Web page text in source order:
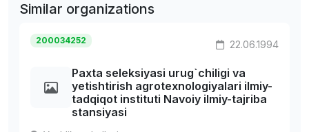
Similar organizations
200034252 22.06.1994
Paxta seleksiyasi urug`chiligi va
yetishtirish agrotexnologiyalari ilmiy-
tadqiqot instituti Navoiy ilmiy-tajriba
stansiyasi